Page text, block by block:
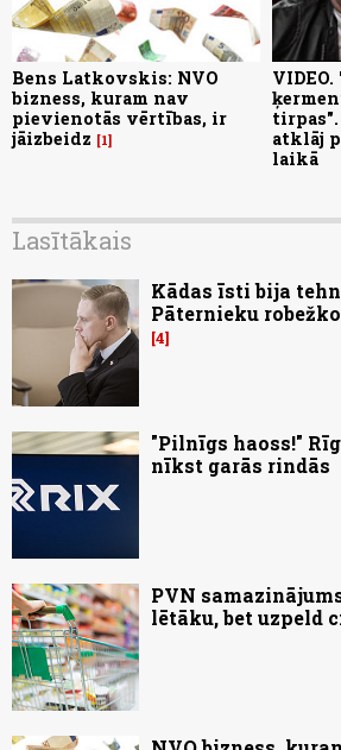
Bens Latkovskis: NVO
bizness, kuram nav
pievienotās vērtības, ir
jāizbeidz
1
atklāj
laikā
Lasītākais
Kādas īsti bija
Pāternieku
4
"Pilnīgs haoss!"
nīkst garās rindās
PVN
lētāku, bet uzpeld